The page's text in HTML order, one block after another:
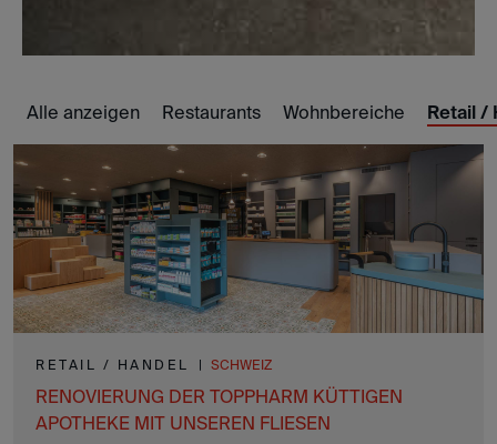
Alle anzeigen Restaurants Wohnbereiche Retail /
RETAIL / HANDEL | SCHWEIZ
RENOVIERUNG DER TOPPHARM KÜTTIGEN
APOTHEKE MIT UNSEREN FLIESEN